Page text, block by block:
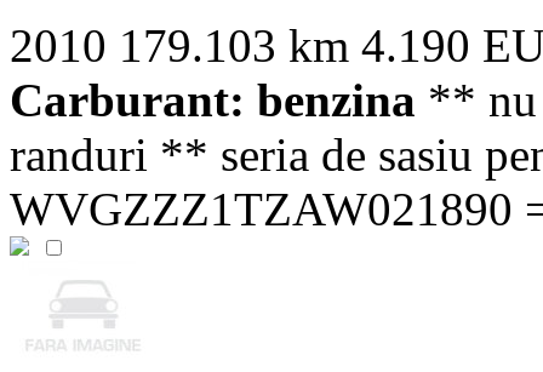
2010 179.103 km 4.190
Carburant: benzina ** nu
randuri ** seria de sasiu
WVGZZZ1TZAW021890